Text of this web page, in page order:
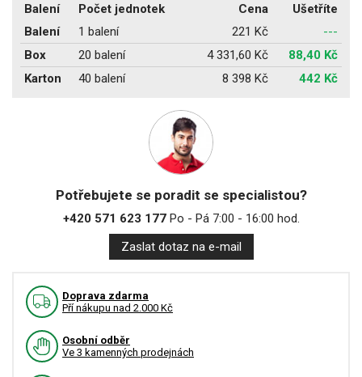
Balení Počet jednotek Cena
Ušetříte
Balení
1 balení 221 Kč
---
Box
20 balení 4 331,60 Kč
88,40 Kč
Karton
40 balení 8 398 Kč 442 Kč
Potřebujete se poradit se specialistou?
+420 571 623 177Po - Pá 7:00 - 16:00 hod.
Zaslat dotaz na e-mail
Doprava zdarma
Pří nákupu nad 2.000 Kč
Osobní odběr
Ve 3 kamenných prodejnách